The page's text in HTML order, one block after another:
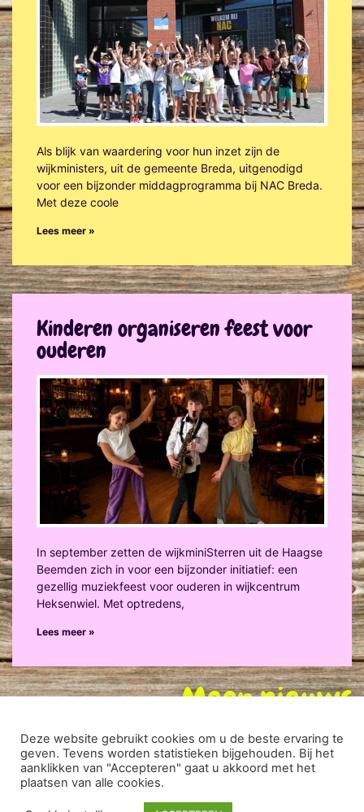
Als blijk van waardering voor hun inzet zijn de
wijkministers, uit de gemeente Breda, uitgenodigd
voor een bijzonder middagprogramma bij NAC Breda.
Met deze coole
Lees meer »
Kinderen organiseren feest voor
ouderen
In september zetten de wijkminiSterren uit de Haagse
Beemden zich in voor een bijzonder initiatief: een
gezellig muziekfeest voor ouderen in wijkcentrum
Heksenwiel. Met optredens,
Lees meer »
Meer nieuws
DISCLAIMER|PRIVACY VERKLARING| ONTWIKKELD DOOR:
Deze website gebruikt cookies om u de beste ervaring te
geven. Tevens worden statistieken bijgehouden. Bij het
aanklikken van "Accepteren" gaat u akkoord met het
plaatsen van alle cookies.